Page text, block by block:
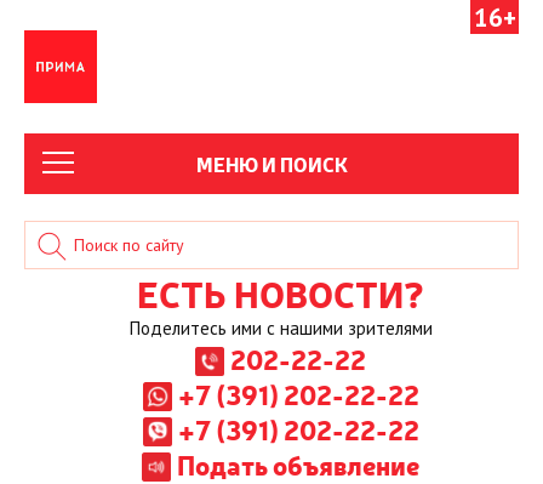
16+
МЕНЮ И ПОИСК
ЕСТЬ НОВОСТИ?
Поделитесь ими с нашими зрителями
202-22-22
+7 (391) 202-22-22
+7 (391) 202-22-22
Подать объявление